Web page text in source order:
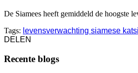
De Siamees heeft gemiddeld de hoogste
Tags: levensverwachting siamese kat
DELEN
Recente blogs